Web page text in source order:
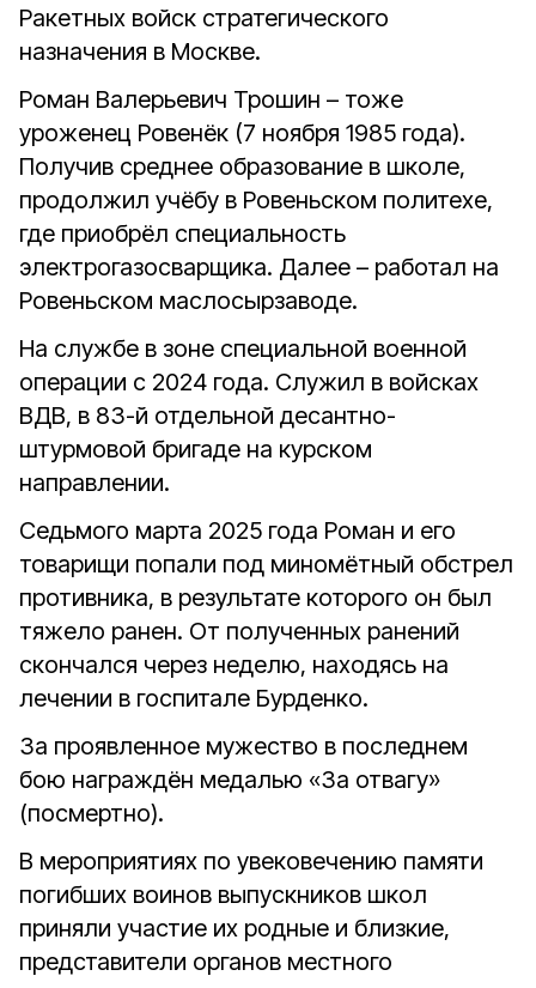
Ракетных войск стратегического
назначения в Москве.
Роман Валерьевич Трошин – тоже
уроженец Ровенёк (7 ноября 1985 года).
Получив среднее образование в школе,
продолжил учёбу в Ровеньском политехе,
где приобрёл специальность
электрогазосварщика. Далее – работал на
Ровеньском маслосырзаводе.
На службе в зоне специальной военной
операции с 2024 года. Служил в войсках
ВДВ, в 83-й отдельной десантно-
штурмовой бригаде на курском
направлении.
Седьмого марта 2025 года Роман и его
товарищи попали под миномётный обстрел
противника, в результате которого он был
тяжело ранен. От полученных ранений
скончался через неделю, находясь на
лечении в госпитале Бурденко.
За проявленное мужество в последнем
бою награждён медалью «За отвагу»
(посмертно).
В мероприятиях по увековечению памяти
погибших воинов выпускников школ
приняли участие их родные и близкие,
представители органов местного